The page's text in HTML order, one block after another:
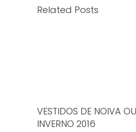
Related Posts
VESTIDOS DE NOIVA
INVERNO 2016